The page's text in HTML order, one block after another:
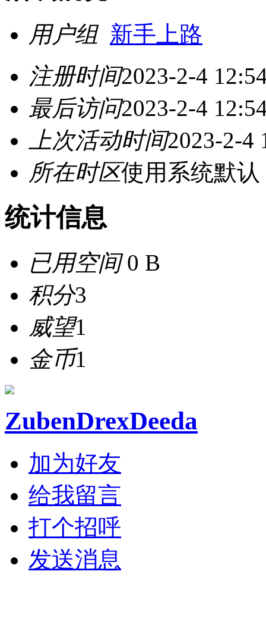
用户组 新手上路
注册时间2023-2-4
最后访问2023-2-4
上次活动时间2023-2-4
所在时区使用系统默认
统计信息
已用空间0 B
积分3
威望1
金币1
ZubenDrexDeeda
加为好友
给我留言
打个招呼
发送消息